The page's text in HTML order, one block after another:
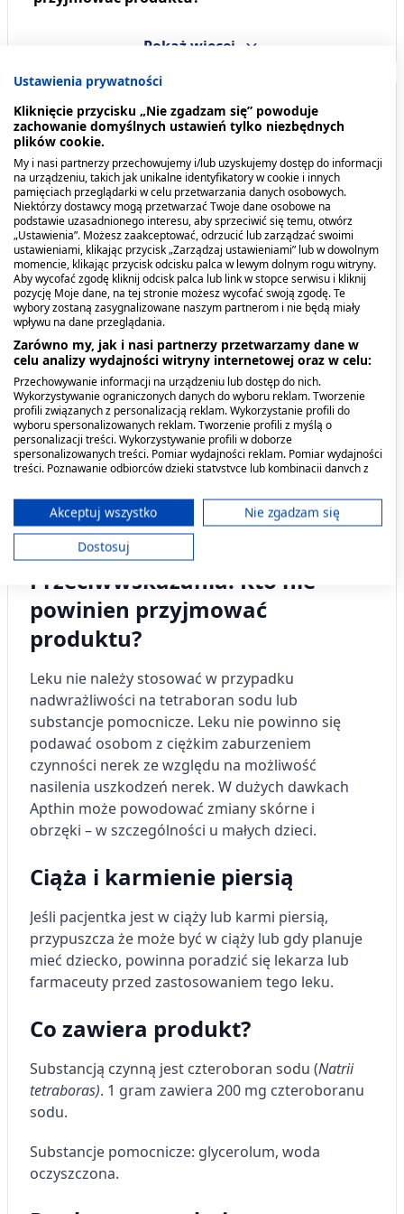
Pokaż więcej
Opis produktu
Aphtin to lek odkażający błony śluzowe jamy
ustnej. Płyn stosuje się w leczeniu pleśniawek
(aft).Przeznaczony jest dla dzieci powyżej 1 roku
życia i dorosłych.
Kiedy stosować produkt?
Aphtin stosuje się w przypadku drożdżakowych
zakażeń błony śluzowej jamy ustnej – tak zwanych
aftach.
Dawkowanie
Roztworem Apthin pędzluje się miejsca zmienione
chorobowo w jamie ustnej kilka razy na dobę. W
samoleczeniu nie stosować dłużej niż 3-5 dni.
Stosowanie u dzieci poniżej 1 roku życia wymaga
konsultacji lekarskiej.
Przeciwwskazania. Kto nie
powinien przyjmować
produktu?
Leku nie należy stosować w przypadku
nadwrażliwości na tetraboran sodu lub
substancje pomocnicze. Leku nie powinno się
podawać osobom z ciężkim zaburzeniem
czynności nerek ze względu na możliwość
nasilenia uszkodzeń nerek. W dużych dawkach
Apthin może powodować zmiany skórne i
obrzęki – w szczególności u małych dzieci.
Ciąża i karmienie piersią
Jeśli pacjentka jest w ciąży lub karmi piersią,
przypuszcza że może być w ciąży lub gdy planuje
mieć dziecko, powinna poradzić się lekarza lub
farmaceuty przed zastosowaniem tego leku.
Co zawiera produkt?
Substancją czynną jest czteroboran sodu (Natrii
tetraboras). 1 gram zawiera 200 mg czteroboranu
sodu.
Substancje pomocnicze: glycerolum, woda
oczyszczona.
Ustawienia prywatności
Kliknięcie przycisku „Nie zgadzam się” powoduje
zachowanie domyślnych ustawień tylko niezbędnych
plików cookie.
My i nasi partnerzy przechowujemy i/lub uzyskujemy dostęp do informacji
na urządzeniu, takich jak unikalne identyfikatory w cookie i innych
pamięciach przeglądarki w celu przetwarzania danych osobowych.
Niektórzy dostawcy mogą przetwarzać Twoje dane osobowe na
podstawie uzasadnionego interesu, aby sprzeciwić się temu, otwórz
„Ustawienia”. Możesz zaakceptować, odrzucić lub zarządzać swoimi
ustawieniami, klikając przycisk „Zarządzaj ustawieniami” lub w dowolnym
momencie, klikając przycisk odcisku palca w lewym dolnym rogu witryny.
Aby wycofać zgodę kliknij odcisk palca lub link w stopce serwisu i kliknij
pozycję Moje dane, na tej stronie możesz wycofać swoją zgodę. Te
wybory zostaną zasygnalizowane naszym partnerom i nie będą miały
wpływu na dane przeglądania.
Zarówno my, jak i nasi partnerzy przetwarzamy dane w
celu analizy wydajności witryny internetowej oraz w celu:
Przechowywanie informacji na urządzeniu lub dostęp do nich.
Wykorzystywanie ograniczonych danych do wyboru reklam. Tworzenie
profili związanych z personalizacją reklam. Wykorzystanie profili do
wyboru spersonalizowanych reklam. Tworzenie profili z myślą o
personalizacji treści. Wykorzystywanie profili w doborze
spersonalizowanych treści. Pomiar wydajności reklam. Pomiar wydajności
treści. Poznawanie odbiorców dzięki statystyce lub kombinacji danych z
ograniczonych danych do wyboru treści.
Dane mogą być udostępniane poza Unię Europejską i wysyłane do USA.
Twoja zgoda i polityka cookie dotyczą wyłącznie tej witryny/aplikacji.
Wyświetl listę partnerów (11 dostawców IAB)
Cele przetwarzania IAB:
Przechowywanie informacji na urządzeniu
lub dostęp do nich
Wykorzystywanie ograniczonych danych do
wyboru reklam
Tworzenie profili w celu
spersonalizowanych reklam
Wykorzystanie profili do wyboru
spersonalizowanych reklam
Tworzenie profili w celu personalizacji treści
Wykorzystywanie profili w celu doboru
spersonalizowanych treści
Pomiar efektywności reklam
Pomiar efektywności treści
kombinacji danych z różnych źródeł
Wykorzystywanie ograniczonych danych do
wyboru treści
Użycie dokładnych danych
geolokalizacyjnych
Akceptuj wszystko
Nie zgadzam się
Dostosuj